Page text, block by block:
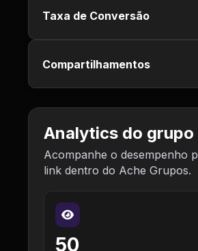
Taxa de Conversão
Compartilhamentos
Analytics do grupo
Acompanhe o desempenho
link dentro do Ache Grupos.
50